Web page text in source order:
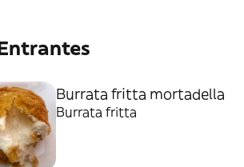
Burrata fritta mortadella
Burrata fritta